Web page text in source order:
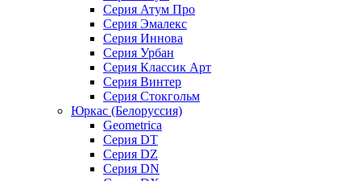
Серия Атум Про
Серия Эмалекс
Серия Иннова
Серия Урбан
Серия Классик Арт
Серия Винтер
Серия Стокгольм
Юркас (Белоруссия)
Geometrica
Серия DT
Серия DZ
Серия DN